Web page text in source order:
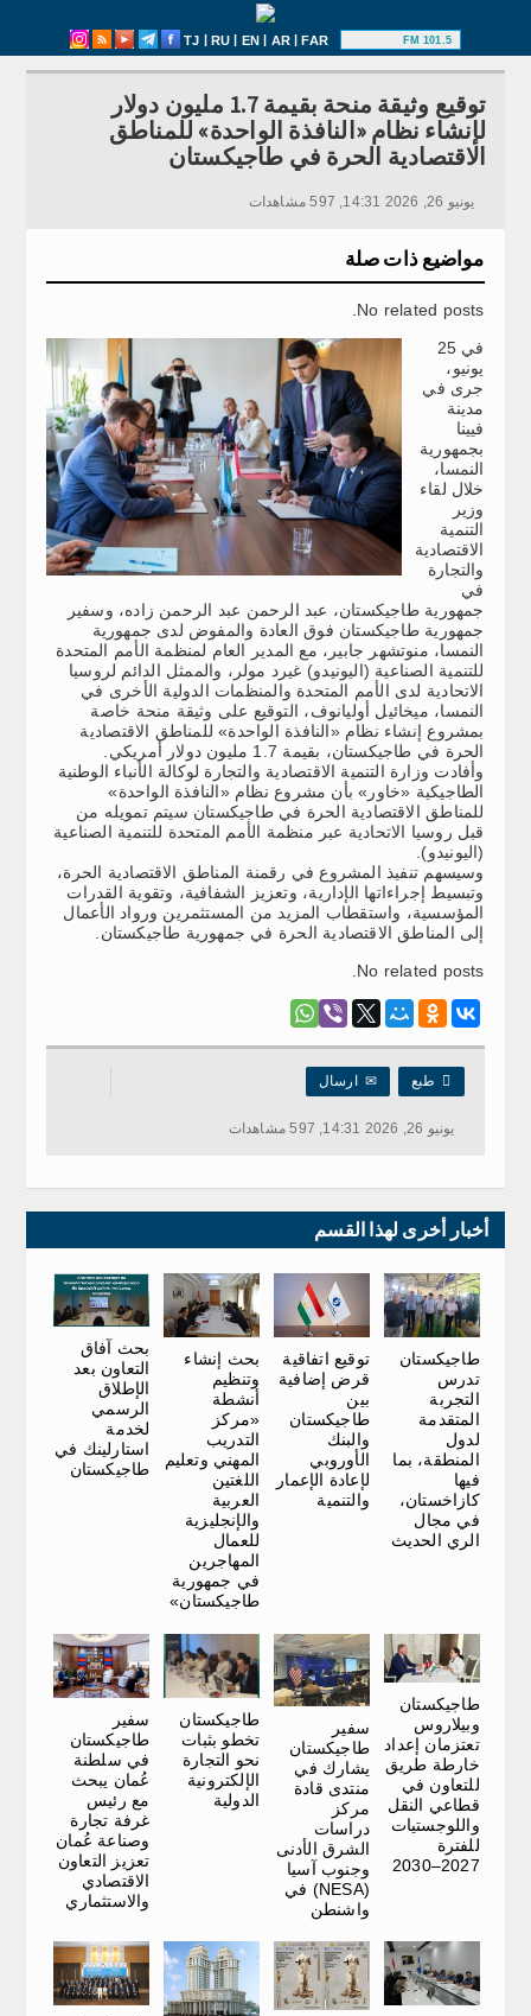
TJ | RU | EN | AR|FAR 101.5 FM
توقيع وثيقة منحة بقيمة 1.7 مليون دولار
لإنشاء نظام «النافذة الواحدة» للمناطق
الاقتصادية الحرة في طاجيكستان
يونيو 26, 2026 14:31, 597 مشاهدات
مواضيع ذات صلة
No related posts.
في 25
يونيو،
جرى في
مدينة
فيينا
بجمهورية
النمسا،
خلال لقاء
وزير
التنمية
الاقتصادية
والتجارة
في
جمهورية طاجيكستان، عبد الرحمن عبد الرحمن زاده، وسفير
جمهورية طاجيكستان فوق العادة والمفوض لدى جمهورية
النمسا، منوتشهر جابير، مع المدير العام لمنظمة الأمم المتحدة
للتنمية الصناعية (اليونيدو) غيرد مولر، والممثل الدائم لروسيا
الاتحادية لدى الأمم المتحدة والمنظمات الدولية الأخرى في
النمسا، ميخائيل أوليانوف، التوقيع على وثيقة منحة خاصة
بمشروع إنشاء نظام «النافذة الواحدة» للمناطق الاقتصادية
الحرة في طاجيكستان، بقيمة 1.7 مليون دولار أمريكي.
وأفادت وزارة التنمية الاقتصادية والتجارة لوكالة الأنباء الوطنية
الطاجيكية «خاور» بأن مشروع نظام «النافذة الواحدة»
للمناطق الاقتصادية الحرة في طاجيكستان سيتم تمويله من
قبل روسيا الاتحادية عبر منظمة الأمم المتحدة للتنمية الصناعية
(اليونيدو).
وسيسهم تنفيذ المشروع في رقمنة المناطق الاقتصادية الحرة،
وتبسيط إجراءاتها الإدارية، وتعزيز الشفافية، وتقوية القدرات
المؤسسية، واستقطاب المزيد من المستثمرين ورواد الأعمال
إلى المناطق الاقتصادية الحرة في جمهورية طاجيكستان.
No related posts.
 طبع ✉ارسال
يونيو 26, 2026 14:31, 597 مشاهدات
أخبار أخرى لهذا القسم
طاجيكستان
تدرس
التجربة
المتقدمة
لدول
المنطقة، بما
فيها
كازاخستان،
في مجال
الري الحديث
توقيع اتفاقية
قرض إضافية
بين
طاجيكستان
والبنك
الأوروبي
لإعادة الإعمار
والتنمية
بحث إنشاء
وتنظيم
أنشطة
«مركز
التدريب
المهني وتعليم
اللغتين
العربية
والإنجليزية
للعمال
المهاجرين
في جمهورية
طاجيكستان»
بحث آفاق
التعاون بعد
الإطلاق
الرسمي
لخدمة
استارلينك في
طاجيكستان
طاجيكستان
وبيلاروس
تعتزمان إعداد
خارطة طريق
للتعاون في
قطاعي النقل
واللوجستيات
للفترة
2027–2030
سفير
طاجيكستان
يشارك في
منتدى قادة
مركز
دراسات
الشرق الأدنى
وجنوب آسيا
(NESA) في
واشنطن
طاجيكستان
تخطو بثبات
نحو التجارة
الإلكترونية
الدولية
سفير
طاجيكستان
في سلطنة
عُمان يبحث
مع رئيس
غرفة تجارة
وصناعة عُمان
تعزيز التعاون
الاقتصادي
والاستثماري